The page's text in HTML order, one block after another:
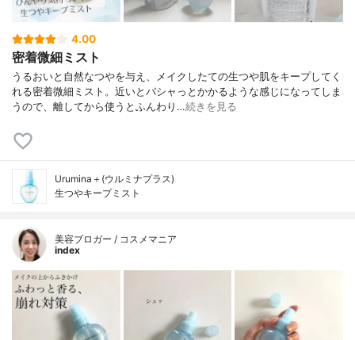
4.00
密着微細ミスト
うるおいと自然なつやを与え、メイクしたての生つや肌をキープしてく
れる密着微細ミスト。近いとバシャっとかかるような感じになってしま
うので、離してから使うとふんわり…続きを見る
Urumina＋(ウルミナプラス)
生つやキープミスト
美容ブロガー / コスメマニア
index